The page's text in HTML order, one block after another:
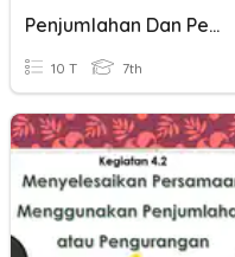
Penjumlahan Dan Pengurangan Bilangan Bulat
10 T 7th